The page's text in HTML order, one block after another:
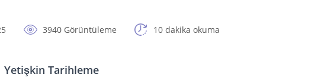
3940 Görüntüleme 10 dakika okuma
Yetişkin Tarihleme